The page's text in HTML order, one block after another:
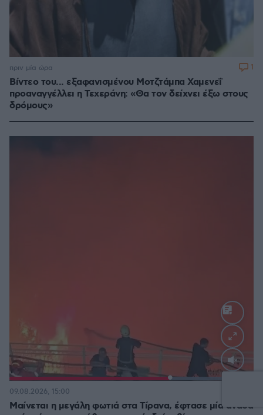
Βίντεο του... εξαφανισμένου Μοτζτάμπα Χαμενεΐ
προαναγγέλλει η Τεχεράνη: «Θα τον δείχνει έξω στους
δρόμους»
πριν μία ώρα 1
Loaded:
Μαίνεται η μεγάλη φωτιά στα Τίρανα, έφτασε μία ανάσα
09.08.2026, 15:00